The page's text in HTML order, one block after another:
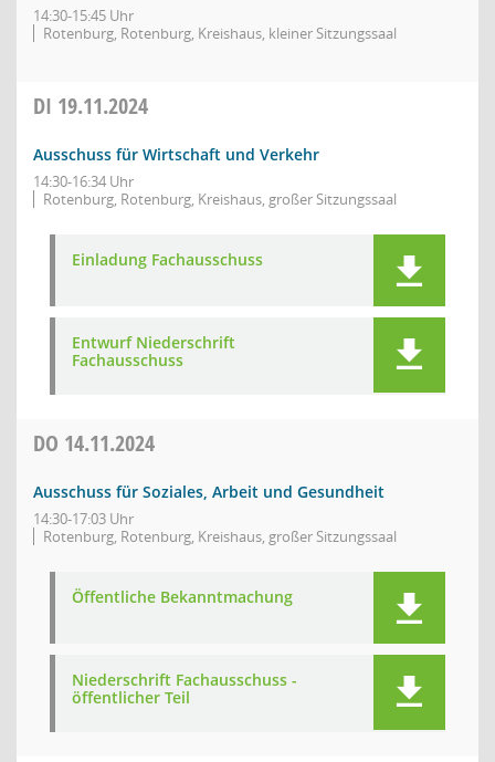
14:30-15:45 Uhr
Rotenburg, Rotenburg, Kreishaus, kleiner Sitzungssaal
DI 19.11.2024
Ausschuss für Wirtschaft und Verkehr
14:30-16:34 Uhr
Rotenburg, Rotenburg, Kreishaus, großer Sitzungssaal
Einladung Fachausschuss
Entwurf Niederschrift
Fachausschuss
DO 14.11.2024
Ausschuss für Soziales, Arbeit und Gesundheit
14:30-17:03 Uhr
Rotenburg, Rotenburg, Kreishaus, großer Sitzungssaal
Öffentliche Bekanntmachung
Niederschrift Fachausschuss -
öffentlicher Teil